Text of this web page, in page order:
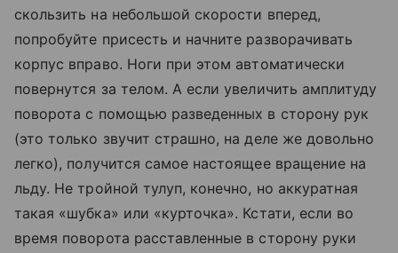
скользить на небольшой скорости вперед,
попробуйте присесть и начните разворачивать
корпус вправо. Ноги при этом автоматически
повернутся за телом. А если увеличить амплитуду
поворота с помощью разведенных в сторону рук
(это только звучит страшно, на деле же довольно
легко), получится самое настоящее вращение на
льду. Не тройной тулуп, конечно, но аккуратная
такая «шубка» или «курточка». Кстати, если во
время поворота расставленные в сторону руки